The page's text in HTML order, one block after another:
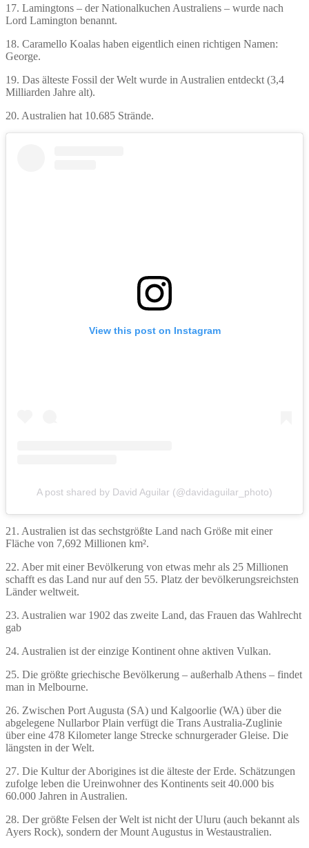
17. Lamingtons – der Nationalkuchen Australiens – wurde nach
Lord Lamington benannt.
18. Caramello Koalas haben eigentlich einen richtigen Namen:
George.
19. Das älteste Fossil der Welt wurde in Australien entdeckt (3,4
Milliarden Jahre alt).
20. Australien hat 10.685 Strände.
View this post on Instagram
A post shared by David Aguilar (@davidaguilar_photo)
21. Australien ist das sechstgrößte Land nach Größe mit einer
Fläche von 7,692 Millionen km².
22. Aber mit einer Bevölkerung von etwas mehr als 25 Millionen
schafft es das Land nur auf den 55. Platz der bevölkerungsreichsten
Länder weltweit.
23. Australien war 1902 das zweite Land, das Frauen das Wahlrecht
gab
24. Australien ist der einzige Kontinent ohne aktiven Vulkan.
25. Die größte griechische Bevölkerung – außerhalb Athens – findet
man in Melbourne.
26. Zwischen Port Augusta (SA) und Kalgoorlie (WA) über die
abgelegene Nullarbor Plain verfügt die Trans Australia-Zuglinie
über eine 478 Kilometer lange Strecke schnurgerader Gleise. Die
längsten in der Welt.
27. Die Kultur der Aborigines ist die älteste der Erde. Schätzungen
zufolge leben die Ureinwohner des Kontinents seit 40.000 bis
60.000 Jahren in Australien.
28. Der größte Felsen der Welt ist nicht der Uluru (auch bekannt als
Ayers Rock), sondern der Mount Augustus in Westaustralien.